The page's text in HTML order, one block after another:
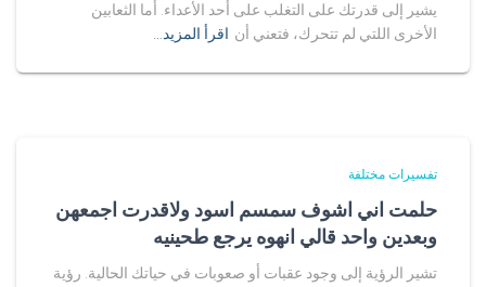
يشير إلى قدرتك على التغلب على أحد الأعداء. أما الثعابين
الأخرى اللتي لم تتحرك، فتعني أن اقرأ المزيد…
تفسيرات مختلفة
حلمت اني اشوف سمسم اسود ولاقدرت اجمعهن
وبعدين واحد قالي انهوه يرجع طحينيه
تشير الرؤية إلى وجود عقبات أو صعوبات في حياتك الحالية. رؤية